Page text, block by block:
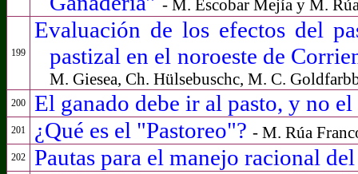
- M. Escobar Mejía y M.
199
Evaluación de los efectos del
pastizal en el noroeste de
M. Giesea, Ch. Hülsebuschc, M. C.
200 El ganado debe ir al pasto, y no
201 ¿Qué es el "Pastoreo"? - M. Rúa
202 Pautas para el manejo racional